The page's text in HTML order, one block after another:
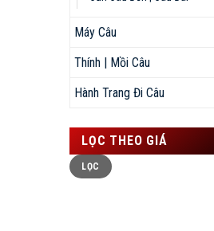
Máy Câu
Thính | Mồi Câu
Hành Trang Đi Câu
LỌC THEO GIÁ
Giá
thấp
nhất
Giá
cao
nhất
LỌC